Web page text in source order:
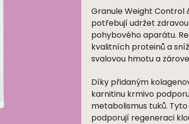
Granule Weight Control
potřebují udržet
pohybového aparátu.
kvalitních proteinů a
svalovou hmotu a
Díky přidaným
karnitinu krmivo
metabolismus tuků.
podporují regeneraci